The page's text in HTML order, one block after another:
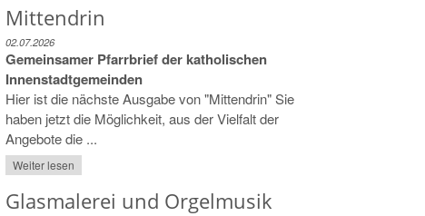
Mittendrin
02.07.2026
Gemeinsamer Pfarrbrief der katholischen
Innenstadtgemeinden
Hier ist die nächste Ausgabe von "Mittendrin" Sie
haben jetzt die Möglichkeit, aus der Vielfalt der
Angebote die ...
Weiter lesen
Glasmalerei und Orgelmusik